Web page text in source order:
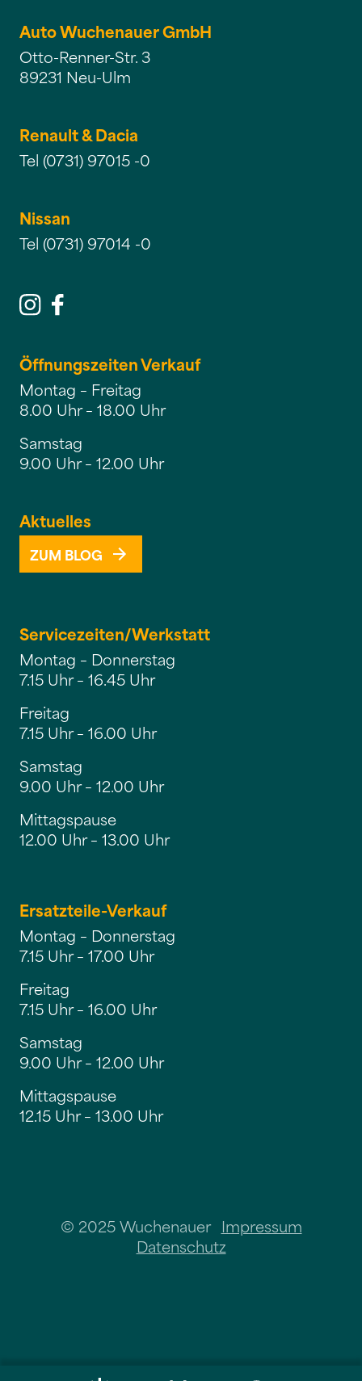
Auto Wuchenauer GmbH
Otto-Renner-Str. 3
89231 Neu-Ulm
Renault & Dacia
Tel (0731) 97015 -0
Nissan
Tel (0731) 97014 -0
Öffnungszeiten Verkauf
Montag – Freitag
8.00 Uhr – 18.00 Uhr
Samstag
9.00 Uhr – 12.00 Uhr
Aktuelles
ZUM BLOG
Servicezeiten/Werkstatt
Montag – Donnerstag
7.15 Uhr – 16.45 Uhr
Freitag
7.15 Uhr – 16.00 Uhr
Samstag
9.00 Uhr – 12.00 Uhr
Mittagspause
12.00 Uhr – 13.00 Uhr
Ersatzteile-Verkauf
Montag – Donnerstag
7.15 Uhr – 17.00 Uhr
Freitag
7.15 Uhr – 16.00 Uhr
Samstag
9.00 Uhr – 12.00 Uhr
Mittagspause
12.15 Uhr – 13.00 Uhr
© 2025 Wuchenauer Impressum
Datenschutz